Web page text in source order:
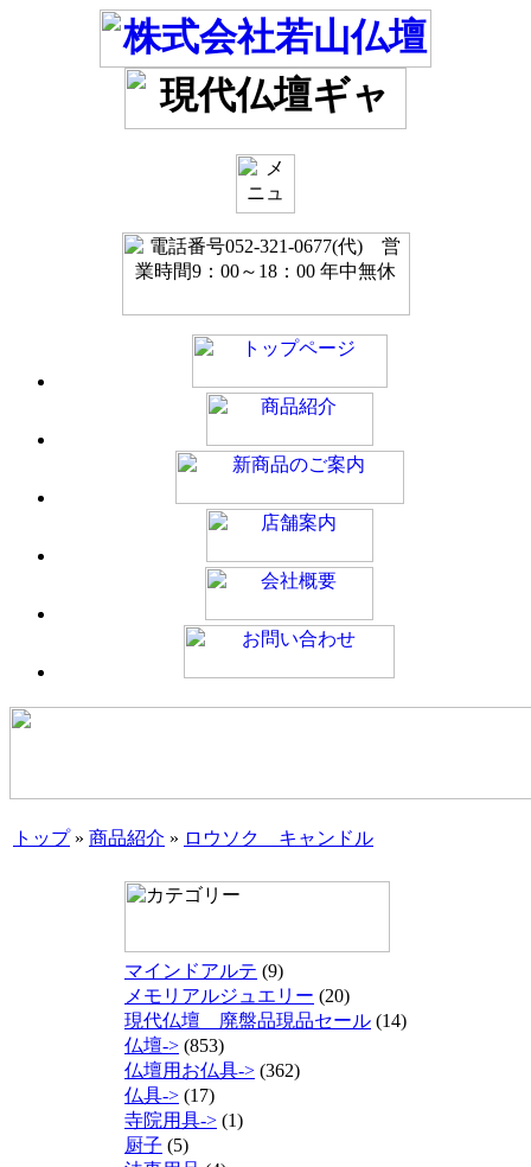
トップ» 商品紹介 » ロウソク キャンドル
マインドアルテ (9)
メモリアルジュエリー (20)
現代仏壇 廃盤品現品セール (14)
仏壇-> (853)
仏壇用お仏具-> (362)
仏具-> (17)
寺院用具-> (1)
厨子 (5)